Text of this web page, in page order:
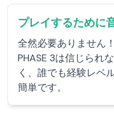
プレイするために
全然必要ありません
PHASE 3は信じられ
く、誰でも経験レベ
簡単です。